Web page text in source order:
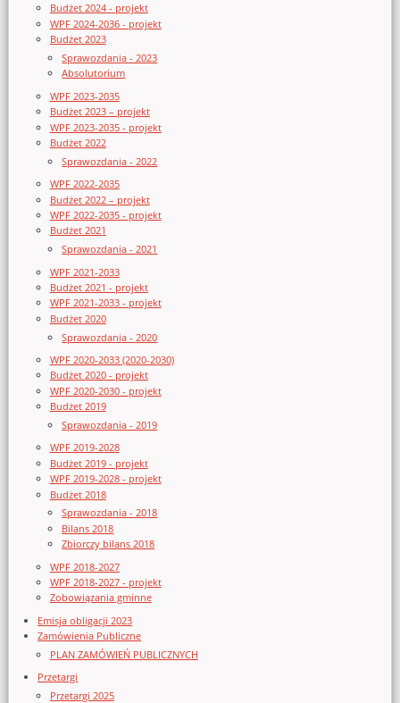
Budżet 2024 - projekt
WPF 2024-2036 - projekt
Budżet 2023
Sprawozdania - 2023
Absolutorium
WPF 2023-2035
Budżet 2023 – projekt
WPF 2023-2035 - projekt
Budżet 2022
Sprawozdania - 2022
WPF 2022-2035
Budżet 2022 – projekt
WPF 2022-2035 - projekt
Budżet 2021
Sprawozdania - 2021
WPF 2021-2033
Budżet 2021 - projekt
WPF 2021-2033 - projekt
Budżet 2020
Sprawozdania - 2020
WPF 2020-2033 (2020-2030)
Budżet 2020 - projekt
WPF 2020-2030 - projekt
Budżet 2019
Sprawozdania - 2019
WPF 2019-2028
Budżet 2019 - projekt
WPF 2019-2028 - projekt
Budżet 2018
Sprawozdania - 2018
Bilans 2018
Zbiorczy bilans 2018
WPF 2018-2027
WPF 2018-2027 - projekt
Zobowiązania gminne
Emisja obligacji 2023
Zamówienia Publiczne
PLAN ZAMÓWIEŃ PUBLICZNYCH
Przetargi
Przetargi 2025